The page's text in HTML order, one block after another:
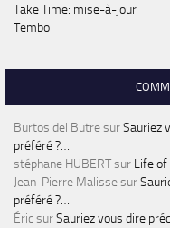
Take Time: mise-à-jour
Tembo
Burtos del ButresurSauriez
préféré ?…
stéphane HUBERTsur Life of
Jean-Pierre Malissesur
préféré ?…
ÉricsurSauriez vous dire